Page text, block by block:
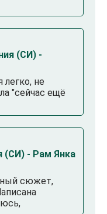
(СИ) -
не
"сейчас ещё
(СИ) - Рам Янка
сюжет,